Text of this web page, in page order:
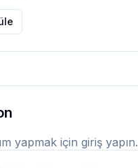
yapmak için giriş yapın.